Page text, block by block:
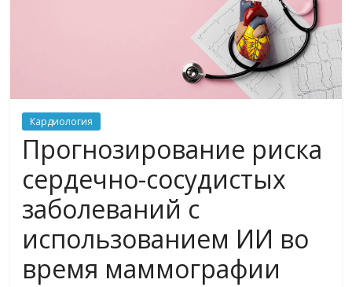
Кардиология
Прогнозирование риска
сердечно-сосудистых
заболеваний с
использованием ИИ во
время маммографии